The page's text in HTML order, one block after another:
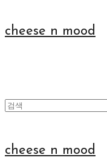
cheese n mood
cheese n mood